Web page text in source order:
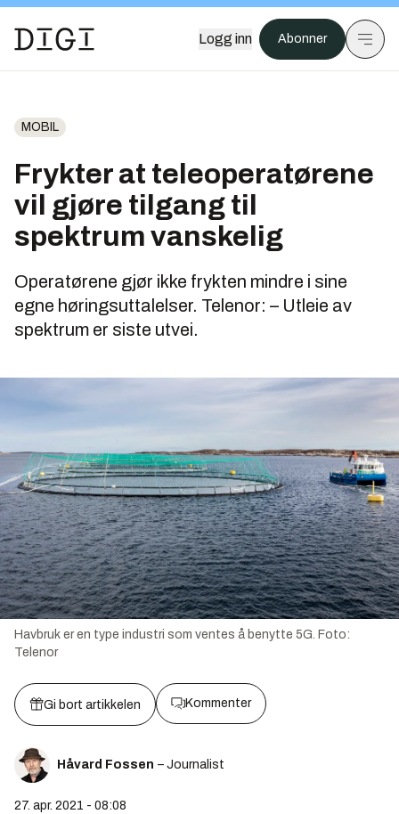
Logg inn Abonner
MOBIL
Frykter at teleoperatørene
vil gjøre tilgang til
spektrum vanskelig
Operatørene gjør ikke frykten mindre i sine
egne høringsuttalelser. Telenor: – Utleie av
spektrum er siste utvei.
Havbruk er en type industri som ventes å benytte 5G. Foto:
Telenor
Gi bort artikkelen Kommenter
Håvard Fossen – Journalist
27. apr. 2021 - 08:08